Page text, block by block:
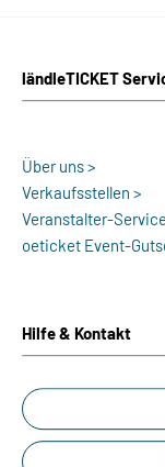
ländleTICKET
Über uns >
Verkaufsstellen >
Veranstalter-
oeticket Event-
Hilfe & Kontakt